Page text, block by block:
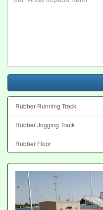
Rubber Running Track
Rubber Jogging Track
Rubber Floor